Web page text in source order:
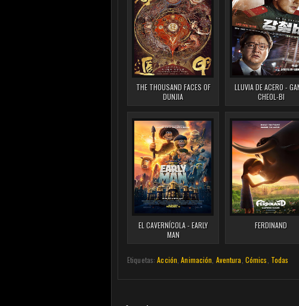
THE THOUSAND FACES OF
DUNJIA
LLUVIA DE ACERO -
CHEOL-BI
EL CAVERNÍCOLA - EARLY
MAN
FERDINAND
Etiquetas:Acción ,Animación Aventura Cómics Todas